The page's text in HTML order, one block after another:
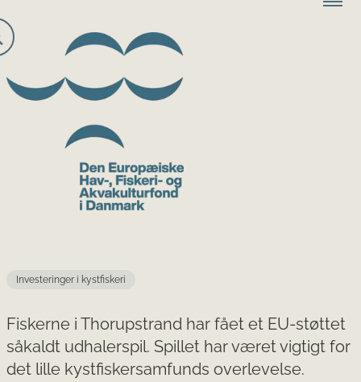
Investeringer i kystfiskeri
Fiskerne i Thorupstrand har fået et EU-støttet
såkaldt udhalerspil. Spillet har været vigtigt for
det lille kystfiskersamfunds overlevelse.